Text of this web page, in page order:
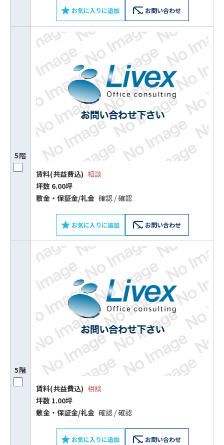
お気に入りに追加 お問い合わせ
5階
賃料(共益費込) 相談
坪数 6.00坪
敷⾦‧保証⾦/礼⾦ 確認 / 確認
お気に入りに追加 お問い合わせ
5階
賃料(共益費込) 相談
坪数 1.00坪
敷⾦‧保証⾦/礼⾦ 確認 / 確認
お気に入りに追加 お問い合わせ